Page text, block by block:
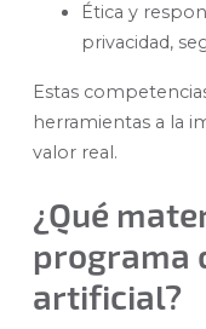
Ética y
privacidad,
Estas
herramientas a la
valor real.
¿Qué
programa
artificial?